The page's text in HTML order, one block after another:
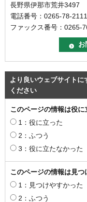
長野県伊那市荒井3497
電話番号：0265-78-2111
ファックス番号：0265-
より良いウェブサイト
ください
このページの情報は役に
1：役に立った
2：ふつう
3：役に立たなかった
このページの情報は見つ
1：見つけやすかった
2：ふつう